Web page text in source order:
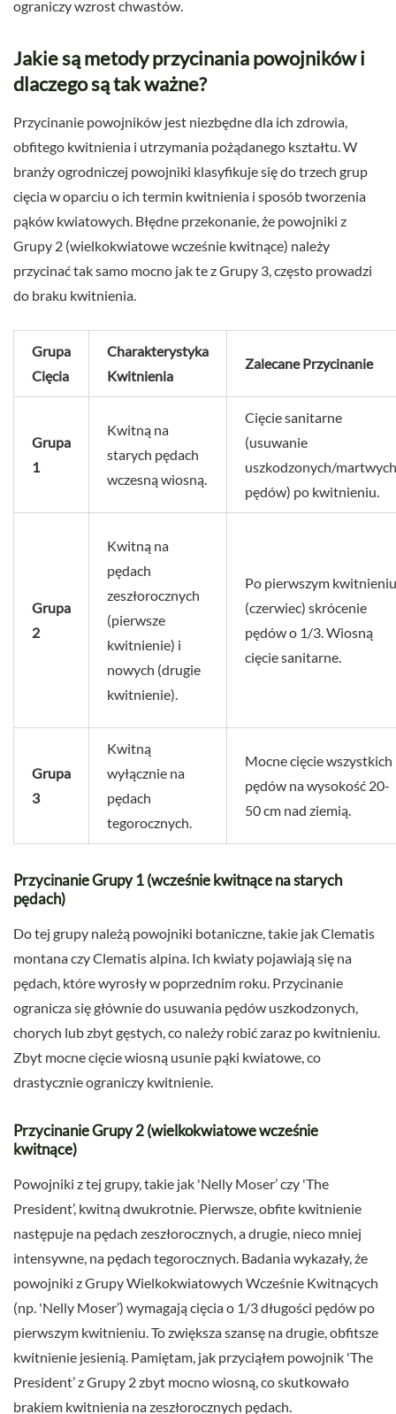
ograniczy wzrost chwastów.
Jakie są metody przycinania powojników i
dlaczego są tak ważne?
Przycinanie powojników jest niezbędne dla ich zdrowia,
obfitego kwitnienia i utrzymania pożądanego kształtu. W
branży ogrodniczej powojniki klasyfikuje się do trzech grup
cięcia w oparciu o ich termin kwitnienia i sposób tworzenia
pąków kwiatowych. Błędne przekonanie, że powojniki z
Grupy 2 (wielkokwiatowe wcześnie kwitnące) należy
przycinać tak samo mocno jak te z Grupy 3, często prowadzi
do braku kwitnienia.
Grupa
Cięcia
Charakterystyka
Kwitnienia
Zalecane Przycinanie
Grupa
1
Kwitną na
starych pędach
wczesną wiosną.
Cięcie sanitarne
(usuwanie
uszkodzonych/martwych
pędów) po kwitnieniu.
Grupa
2
Kwitną na
pędach
zeszłorocznych
(pierwsze
kwitnienie) i
nowych (drugie
kwitnienie).
Po pierwszym kwitnieniu
(czerwiec) skrócenie
pędów o 1/3. Wiosną
cięcie sanitarne.
Grupa
3
Kwitną
wyłącznie na
pędach
tegorocznych.
Mocne cięcie wszystkich
pędów na wysokość 20-
50 cm nad ziemią.
Przycinanie Grupy 1 (wcześnie kwitnące na starych
pędach)
Do tej grupy należą powojniki botaniczne, takie jak Clematis
montana czy Clematis alpina. Ich kwiaty pojawiają się na
pędach, które wyrosły w poprzednim roku. Przycinanie
ogranicza się głównie do usuwania pędów uszkodzonych,
chorych lub zbyt gęstych, co należy robić zaraz po kwitnieniu.
Zbyt mocne cięcie wiosną usunie pąki kwiatowe, co
drastycznie ograniczy kwitnienie.
Przycinanie Grupy 2 (wielkokwiatowe wcześnie
kwitnące)
Powojniki z tej grupy, takie jak 'Nelly Moser’ czy 'The
President’, kwitną dwukrotnie. Pierwsze, obfite kwitnienie
następuje na pędach zeszłorocznych, a drugie, nieco mniej
intensywne, na pędach tegorocznych. Badania wykazały, że
powojniki z Grupy Wielkokwiatowych Wcześnie Kwitnących
(np. 'Nelly Moser’) wymagają cięcia o 1/3 długości pędów po
pierwszym kwitnieniu. To zwiększa szansę na drugie, obfitsze
kwitnienie jesienią. Pamiętam, jak przyciąłem powojnik 'The
President’ z Grupy 2 zbyt mocno wiosną, co skutkowało
brakiem kwitnienia na zeszłorocznych pędach.